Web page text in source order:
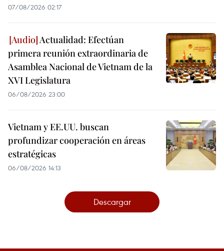
07/08/2026 02:17
Actualidad: Efectúan
primera reunión extraordinaria de
Asamblea Nacional de Vietnam de la
XVI Legislatura
06/08/2026 23:00
Vietnam y EE.UU. buscan
profundizar cooperación en áreas
estratégicas
06/08/2026 14:13
Descargar